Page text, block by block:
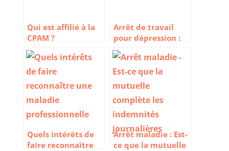
Qui est affilié à la
CPAM ?
Arrêt de travail
pour dépression :
Quelles sont les
règles ?
Quels intérêts de
faire reconnaître
Arrêt maladie : Est-
ce que la mutuelle